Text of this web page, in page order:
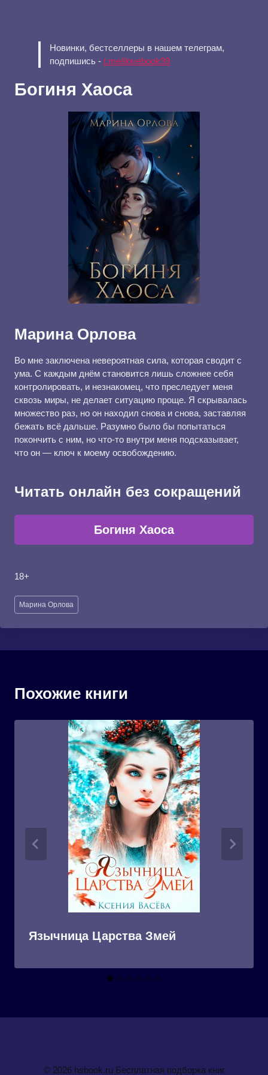
Новинки, бестселлеры в нашем телеграм,
подпишись - t.me/ilovebook99
Богиня Хаоса
Марина Орлова
Во мне заключена невероятная сила, которая сводит с
ума. С каждым днём становится лишь сложнее себя
контролировать, и незнакомец, что преследует меня
сквозь миры, не делает ситуацию проще. Я скрывалась
множество раз, но он находил снова и снова, заставляя
бежать всё дальше. Разумно было бы попытаться
покончить с ним, но что-то внутри меня подсказывает,
что он — ключ к моему освобождению.
Читать онлайн без сокращений
Богиня Хаоса
18+
Метки
записи:
Марина Орлова
Похожие книги
Язычница Царства Змей
© 2026 hsbook.ru Бесплатная подборка книг